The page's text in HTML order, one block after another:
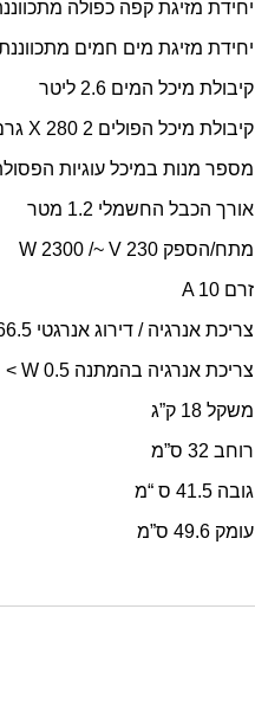
יחידת מזיגת קפה כפולה מתכווננת לגובה
יחידת מזיגת מים חמים מתכווננת לגובה
קיבולת מיכל המים 2.6 ליטר
קיבולת מיכל הפולים 2 X 280 גרם
מספר מנות במיכל עוגיות הפסולת
אורך הכבל החשמלי 1.2 מטר
מתח/הספק W 2300 /~ V 230
זרם A 10
צריכת אנרגיה / דירוג אנרגטי B / kWh 66.5
צריכת אנרגיה בהמתנה W 0.5 >
משקל 18 ק”ג
רוחב 32 ס”מ
גובה 41.5 ס “מ
עומק 49.6 ס”מ